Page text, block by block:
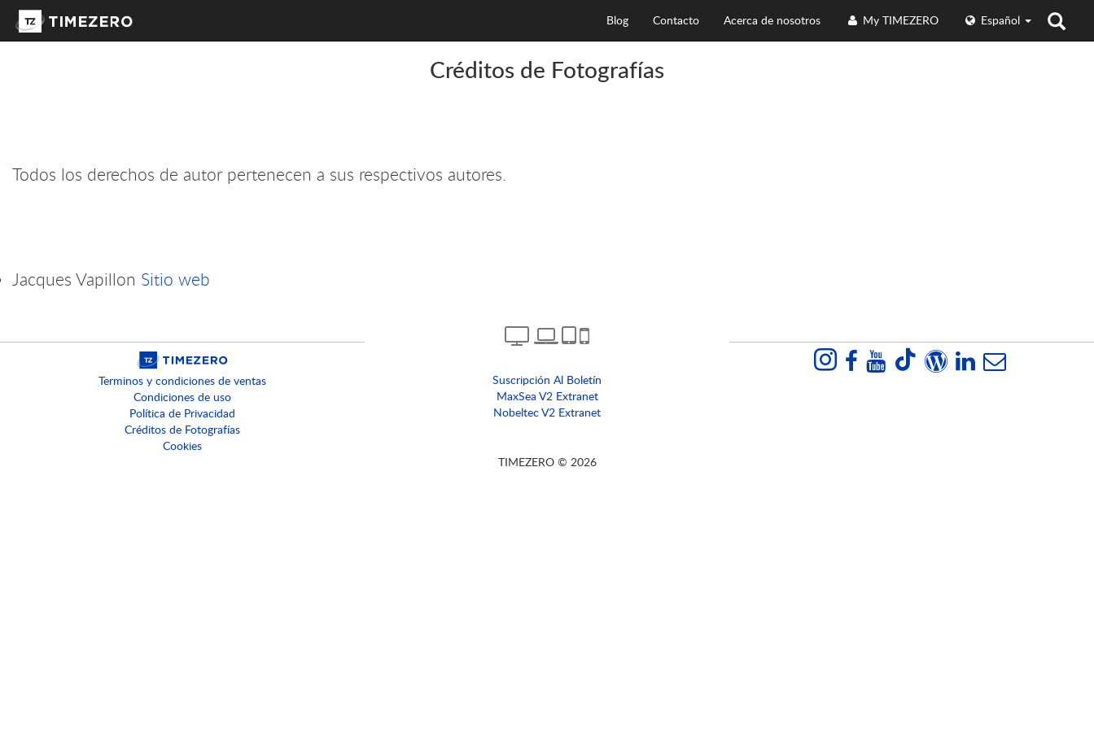
Español
My TIMEZERO
Acerca de nosotros
Contacto
Blog
Créditos de Fotografías
Todos los derechos de autor pertenecen a sus respectivos autores.
Jacques Vapillon Sitio web
Terminos y condiciones de ventas
Condiciones de uso
Política de Privacidad
Créditos de Fotografías
Cookies
Suscripción Al Boletín
MaxSea V2 Extranet
Nobeltec V2 Extranet
TIMEZERO © 2026